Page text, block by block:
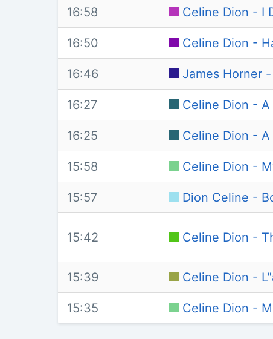
16:58 Celine Dion - I
16:50 Celine Dion -
16:46 James Horner
16:27 Celine Dion - A
16:25 Celine Dion - A
15:58 Celine Dion -
15:57 Dion Celine -
15:42 Celine Dion -
15:39 Celine Dion -
15:35 Celine Dion -